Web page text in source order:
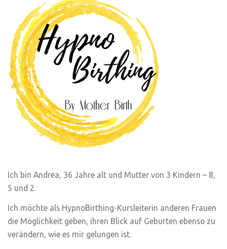
Ich bin Andrea, 36 Jahre alt und Mutter von 3 Kindern – 8,
5 und 2.
Ich möchte als HypnoBirthing-Kursleiterin anderen Frauen
die Möglichkeit geben, ihren Blick auf Geburten ebenso zu
verändern, wie es mir gelungen ist.